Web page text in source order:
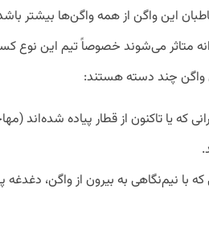
این واگن از همه واگن‌ها بیشتر
متاثر می‌شوند خصوصاً تیم این نوع
واگن چند دسته هستند:
یا تاکنون از قطار پیاده شده‌اند
با نیم‌نگاهی به بیرون از واگن، دغدغه